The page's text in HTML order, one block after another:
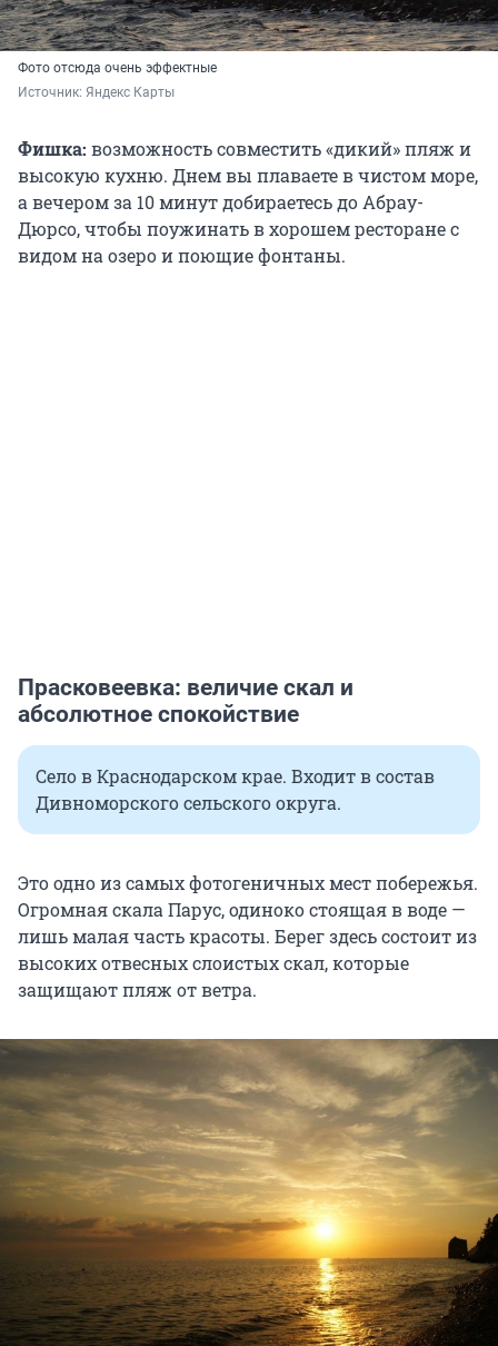
Фото отсюда очень эффектные
Источник: Яндекс Карты
Фишка: возможность совместить «дикий» пляж и
высокую кухню. Днем вы плаваете в чистом море,
а вечером за 10 минут добираетесь до Абрау-
Дюрсо, чтобы поужинать в хорошем ресторане с
видом на озеро и поющие фонтаны.
Прасковеевка: величие скал и
абсолютное спокойствие
Село в Краснодарском крае. Входит в состав
Дивноморского сельского округа.
Это одно из самых фотогеничных мест побережья.
Огромная скала Парус, одиноко стоящая в воде —
лишь малая часть красоты. Берег здесь состоит из
высоких отвесных слоистых скал, которые
защищают пляж от ветра.